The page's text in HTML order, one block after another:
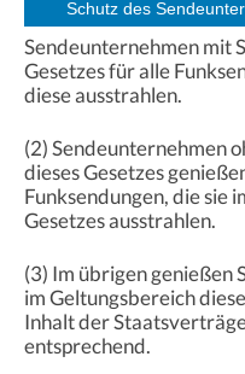
Schutz des
Sendeunternehmen mit
Gesetzes für alle
diese ausstrahlen.
(2) Sendeunternehmen
dieses Gesetzes
Funksendungen, die sie
Gesetzes ausstrahlen.
(3) Im übrigen genießen
im Geltungsbereich
Inhalt der
entsprechend.